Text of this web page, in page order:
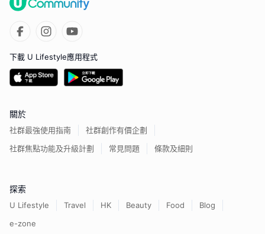
下載 U Lifestyle應用程式
關於
社群最強使用指南
社群創作有價企劃
社群焦點功能及升級計劃
常見問題 條款及細則
探索
U Lifestyle Travel HK Beauty Food
Blog
e-zone